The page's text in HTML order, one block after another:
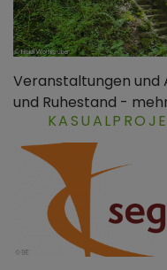
Veranstaltungen und
und Ruhestand -